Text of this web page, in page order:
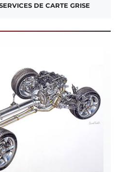
DE CARTE GRISE